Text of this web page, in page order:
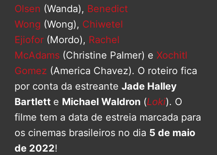
Olsen (Wanda), Benedict
Wong (Wong), Chiwetel
Ejiofor (Mordo), Rachel
McAdams (Christine Palmer) e Xochitl
Gomez (America Chavez). O roteiro fica
por conta da estreante Jade Halley
Bartlett e Michael Waldron (Loki). O
filme tem a data de estreia marcada para
os cinemas brasileiros no dia 5 de maio
de 2022!